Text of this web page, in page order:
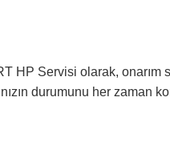
HP Servisi olarak,
durumunu her zaman